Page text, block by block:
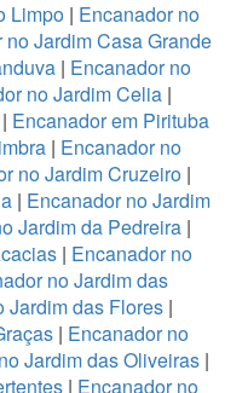
Limpo | Encanador no
no Jardim Casa Grande
| Encanador no
no Jardim Celia|
Encanador em Pirituba
| Encanador no
no Jardim Cruzeiro |
| Encanador no Jardim
Jardim da Pedreira|
| Encanador no
no Jardim das
Jardim das Flores |
| Encanador no
Jardim das Oliveiras|
| Encanador no